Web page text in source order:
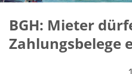
BGH: Mieter
Zahlungsbelege